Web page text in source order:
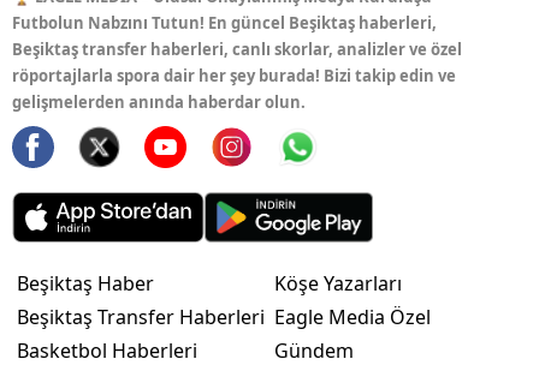
Futbolun Nabzını Tutun! En güncel Beşiktaş haberleri,
Beşiktaş transfer haberleri, canlı skorlar, analizler ve özel
röportajlarla spora dair her şey burada! Bizi takip edin ve
gelişmelerden anında haberdar olun.
Beşiktaş Haber
Beşiktaş Transfer Haberleri
Basketbol Haberleri
Köşe Yazarları
Eagle Media Özel
Gündem